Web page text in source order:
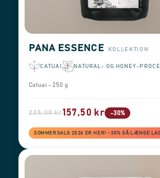
PANA ESSENCE KOLLEKTION
CATUAI NATURAL- OG HONEY-
Catuai - 250 g
225,00 kr157,50 kr -30%
SOMMERSALG 2026 ER HER! −30% SÅ LÆNGE